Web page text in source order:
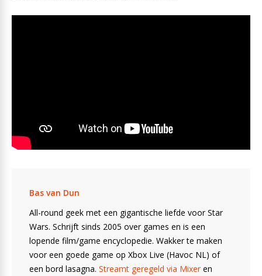
Bas van Dun
All-round geek met een gigantische liefde voor Star
Wars. Schrijft sinds 2005 over games en is een
lopende film/game encyclopedie. Wakker te maken
voor een goede game op Xbox Live (Havoc NL) of
een bord lasagna. Streamt geregeld via Mixeren